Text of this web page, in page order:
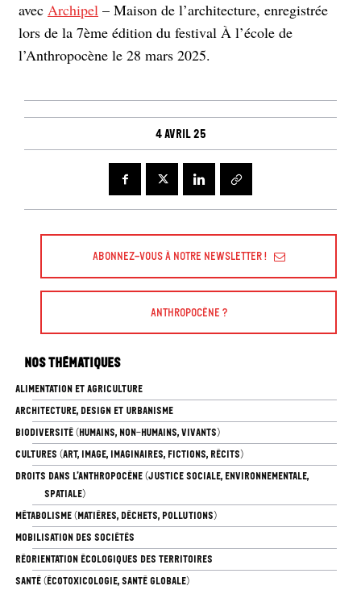
avec Archipel – Maison de l’architecture, enregistrée
lors de la 7ème édition du festival À l’école de
l’Anthropocène le 28 mars 2025.
4 avril 25
Abonnez-vous à Notre Newsletter !
Anthropocène ?
Nos thématiques
ALIMENTATION ET AGRICULTURE
ARCHITECTURE, DESIGN ET URBANISME
BIODIVERSITÉ (HUMAINS, NON-HUMAINS, VIVANTS)
CULTURES (ART, IMAGE, IMAGINAIRES, FICTIONS, RÉCITS)
DROITS DANS L’ANTHROPOCÈNE (JUSTICE SOCIALE, ENVIRONNEMENTALE,
SPATIALE)
MÉTABOLISME (MATIÈRES, DÉCHETS, POLLUTIONS)
MOBILISATION DES SOCIÉTÉS
RÉORIENTATION ÉCOLOGIQUES DES TERRITOIRES
SANTÉ (ÉCOTOXICOLOGIE, SANTÉ GLOBALE)